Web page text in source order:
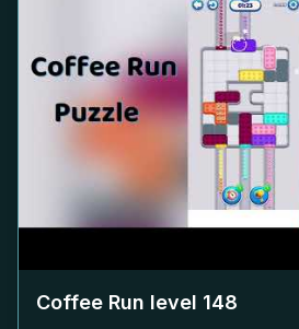
Coffee Run level 148